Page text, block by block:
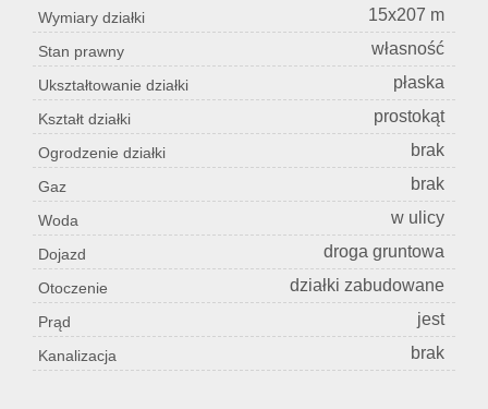
Wymiary działki
15x207 m
Stan prawny własność
Ukształtowanie działki płaska
Kształt działki prostokąt
Ogrodzenie działki brak
Gaz brak
Woda w ulicy
Dojazd droga gruntowa
Otoczenie działki zabudowane
Prąd jest
Kanalizacja brak